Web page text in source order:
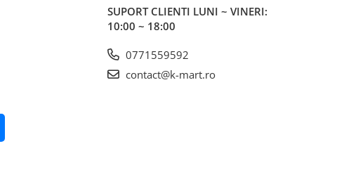
SUPORT CLIENTI LUNI ~ VINERI:
10:00 ~ 18:00
0771559592
contact@k-mart.ro